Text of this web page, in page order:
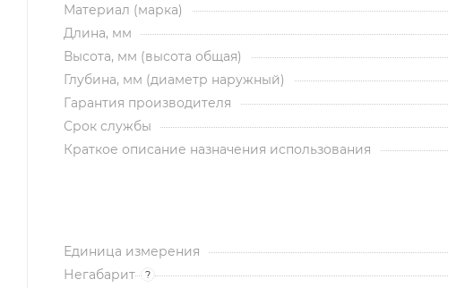
Материал (марка)
Длина, мм
Высота, мм (высота общая)
Глубина, мм (диаметр наружный)
Гарантия производителя
Срок службы
Краткое описание назначения использования
Единица измерения
Негабарит
?